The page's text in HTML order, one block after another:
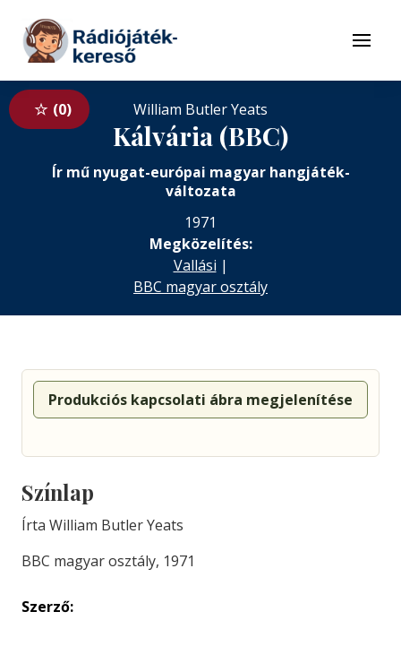
Tovább a tartalomhoz
Menü
0 William Butler Yeats
Kálvária (BBC)
Ír mű nyugat-európai magyar hangjáték-
változata
1971
Megközelítés:
Vallási |
BBC magyar osztály
Produkciós kapcsolati ábra megjelenítése
Színlap
Írta William Butler Yeats
BBC magyar osztály, 1971
Szerző: